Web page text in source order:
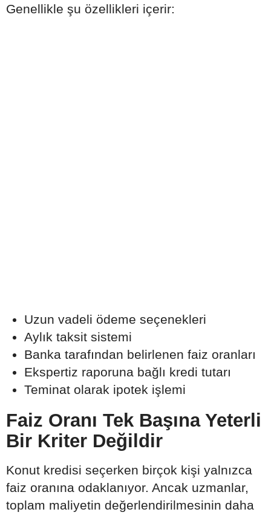
Genellikle şu özellikleri içerir:
Uzun vadeli ödeme seçenekleri
Aylık taksit sistemi
Banka tarafından belirlenen faiz oranları
Ekspertiz raporuna bağlı kredi tutarı
Teminat olarak ipotek işlemi
Faiz Oranı Tek Başına Yeterli
Bir Kriter Değildir
Konut kredisi seçerken birçok kişi yalnızca
faiz oranına odaklanıyor. Ancak uzmanlar,
toplam maliyetin değerlendirilmesinin daha